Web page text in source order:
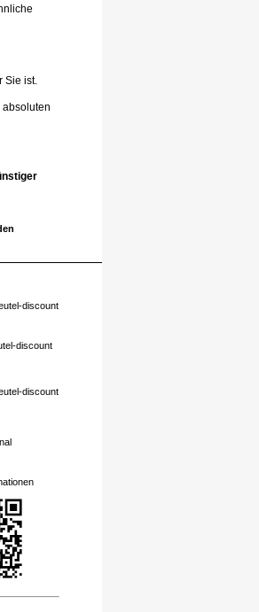
Sie ist.
discount
discount
discount